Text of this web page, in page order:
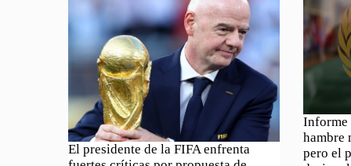
El presidente de la FIFA enfrenta
Informe
hambre
pero el